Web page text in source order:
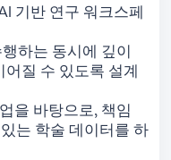
기반 연구 워크스페
하는 동시에 깊이
질 수 있도록 설계
을 바탕으로, 책임
는 학술 데이터를 하